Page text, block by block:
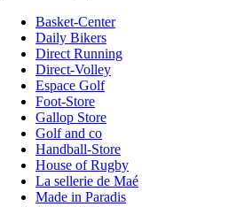
Basket-Center
Daily Bikers
Direct Running
Direct-Volley
Espace Golf
Foot-Store
Gallop Store
Golf and co
Handball-Store
House of Rugby
La sellerie de Maé
Made in Paradis